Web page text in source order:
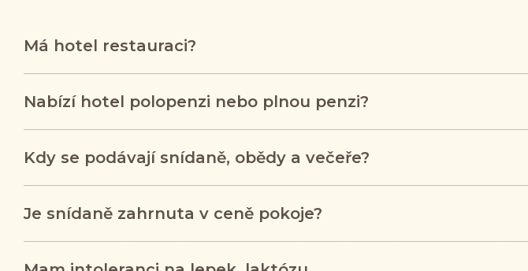
Má hotel restauraci?
Nabízí hotel polopenzi nebo plnou penzi?
Kdy se podávají snídaně, obědy a večeře?
Je snídaně zahrnuta v ceně pokoje?